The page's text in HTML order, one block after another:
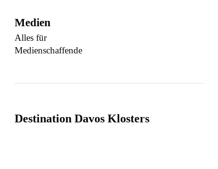
Medien
Alles für
Medienschaffende
Destination Davos Klosters